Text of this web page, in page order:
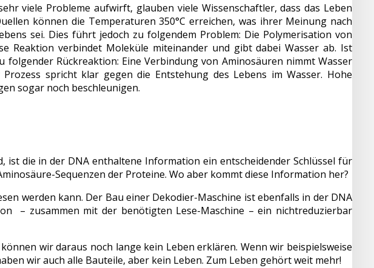
viele Probleme aufwirft, glauben viele Wissenschaftler, dass das Leben
können die Temperaturen 350°C erreichen, was ihrer Meinung nach
sei. Dies führt jedoch zu folgendem Problem: Die Polymerisation von
Reaktion verbindet Moleküle miteinander und gibt dabei Wasser ab. Ist
folgender Rückreaktion: Eine Verbindung von Aminosäuren nimmt Wasser
spricht klar gegen die Entstehung des Lebens im Wasser. Hohe
sogar noch beschleunigen.
ist die in der DNA enthaltene Information ein entscheidender Schlüssel für
Sequenzen der Proteine. Wo aber kommt diese Information her?
werden kann. Der Bau einer Dekodier-Maschine ist ebenfalls in der DNA
– zusammen mit der benötigten Lese-Maschine – ein nichtreduzierbar
wir daraus noch lange kein Leben erklären. Wenn wir beispielsweise
wir auch alle Bauteile, aber kein Leben. Zum Leben gehört weit mehr!